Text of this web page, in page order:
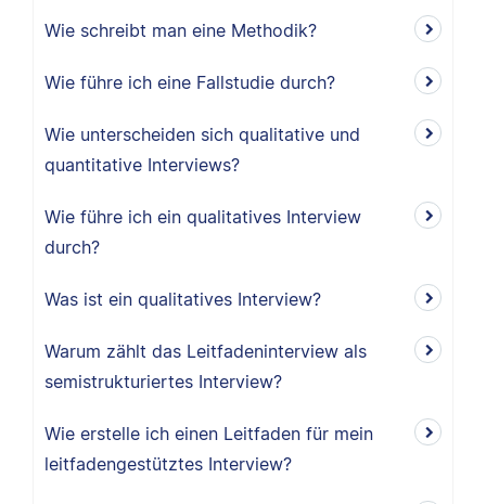
Wie schreibt man eine Methodik?
Wie führe ich eine Fallstudie durch?
Wie unterscheiden sich qualitative und
quantitative Interviews?
Wie führe ich ein qualitatives Interview
durch?
Was ist ein qualitatives Interview?
Warum zählt das Leitfadeninterview als
semistrukturiertes Interview?
Wie erstelle ich einen Leitfaden für mein
leitfadengestütztes Interview?